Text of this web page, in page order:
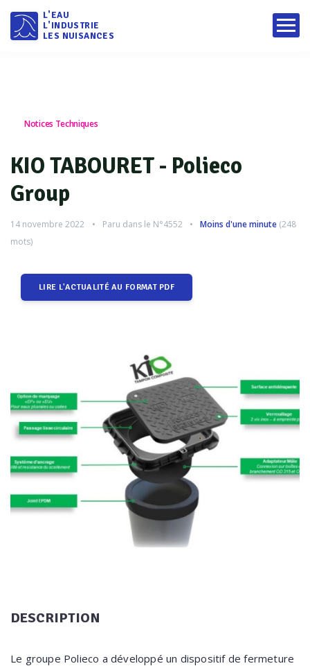
L'EAU
L'INDUSTRIE
LES NUISANCES
Notices Techniques
KIO TABOURET - Polieco
Group
14 novembre 2022 Paru dans le N°4552 Moins d'une minute (248
mots)
LIRE L'ACTUALITÉ AU FORMAT PDF
DESCRIPTION
Le groupe Polieco a développé un dispositif de fermeture